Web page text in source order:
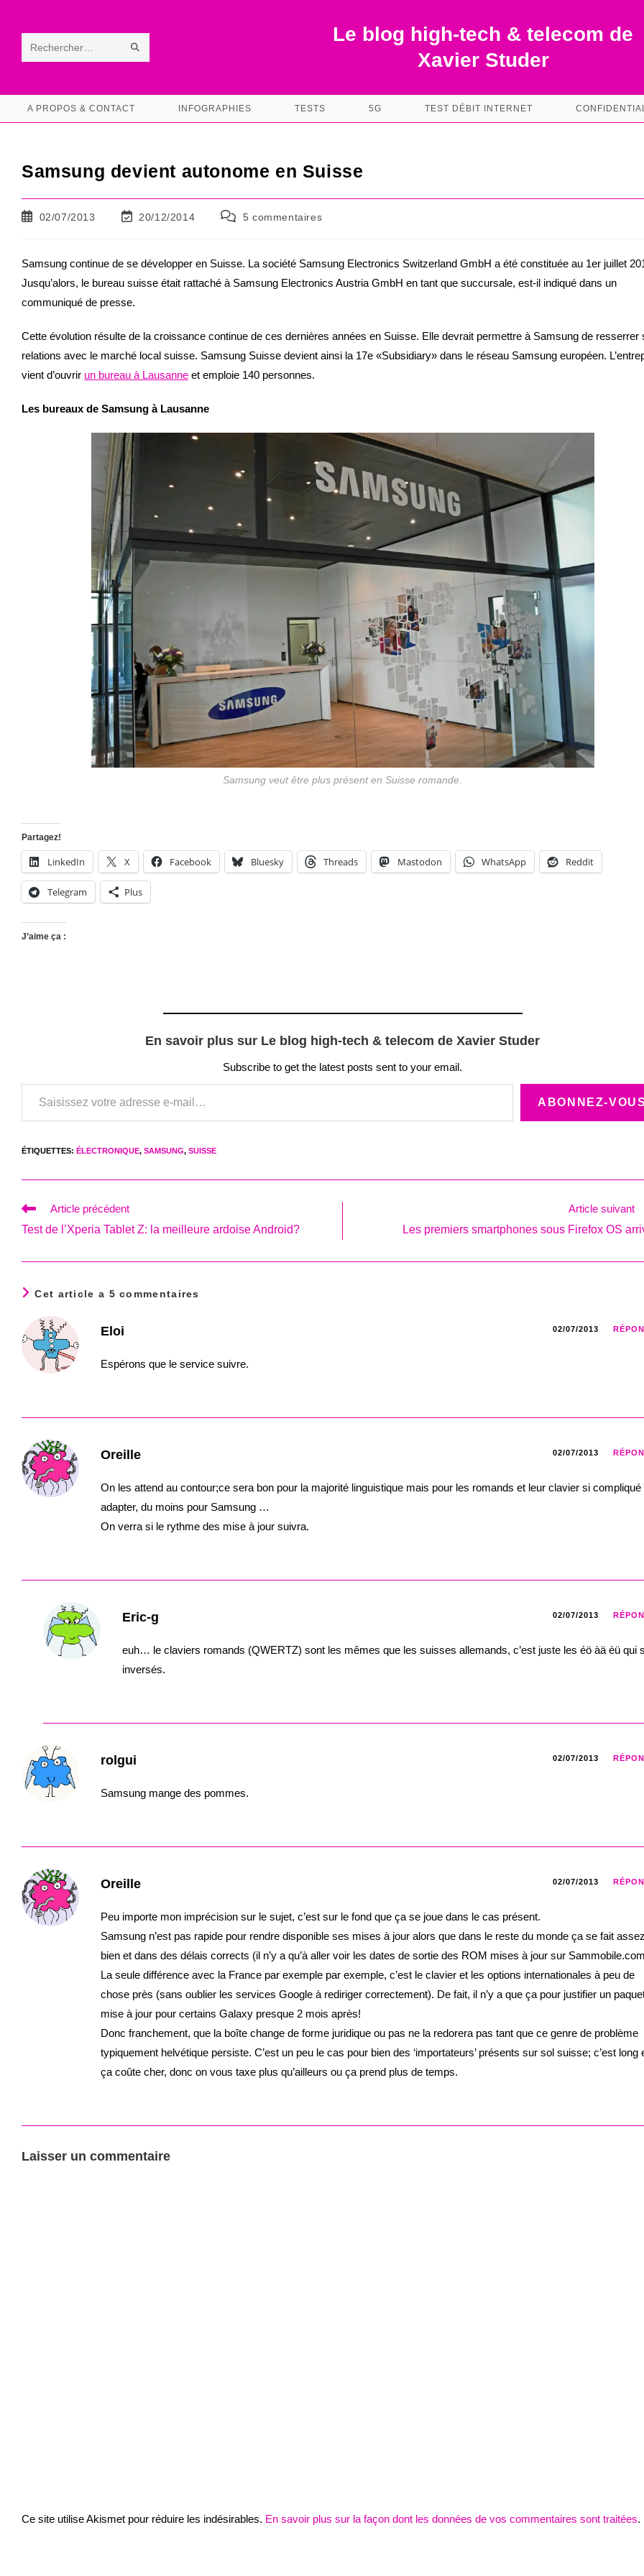
contentRechercher
ce RECHERCHE
Le blog high-tech & telecom de
Xavier Studer
A PROPOS & CONTACT INFOGRAPHIES TESTS 5G TEST DÉBIT INTERNET
Samsung devient autonome en Suisse
Publication
02/07/2013
Dernière
publication :
20/12/2014
Commentaires
5 commentaires
Samsung continue de se développer en Suisse. La société Samsung Electronics Switzerland GmbH a été constituée au 1er juillet
Jusqu’alors, le bureau suisse était rattaché à Samsung Electronics Austria GmbH en tant que succursale, est-il indiqué dans un
communiqué de presse.
Cette évolution résulte de la croissance continue de ces dernières années en Suisse. Elle devrait permettre à Samsung de resserrer
relations avec le marché local suisse. Samsung Suisse devient ainsi la 17e «Subsidiary» dans le réseau Samsung européen.
vient d’ouvrir un bureau à Lausanne et emploie 140 personnes.
Les bureaux de Samsung à Lausanne
Samsung veut être plus présent en Suisse romande.
Partagez!
LinkedIn X Facebook Bluesky Threads Mastodon WhatsApp Reddit
Telegram Plus
J’aime ça :
En savoir plus sur Le blog high-tech & telecom de Xavier Studer
Subscribe to get the latest posts sent to your email.
Saisissez votre adresse e-mail…
ABONNEZ-VOUS
ÉTIQUETTES: ÉLECTRONIQUE, SAMSUNG, SUISSE
Read
articles
Article précédent
Test de l’Xperia Tablet Z: la meilleure ardoise Android?
Article suivant
Les premiers smartphones sous Firefox OS
Cet article a 5 commentaires
Eloi 02/07/2013
Espérons que le service suivre.
Oreille 02/07/2013
On les attend au contour;ce sera bon pour la majorité linguistique mais pour les romands et leur clavier si compliqué
adapter, du moins pour Samsung …
On verra si le rythme des mise à jour suivra.
Eric-g 02/07/2013
euh… le claviers romands (QWERTZ) sont les mêmes que les suisses allemands, c’est juste les éö àä èü qui
inversés.
rolgui 02/07/2013
Samsung mange des pommes.
Oreille 02/07/2013
Peu importe mon imprécision sur le sujet, c’est sur le fond que ça se joue dans le cas présent.
Samsung n’est pas rapide pour rendre disponible ses mises à jour alors que dans le reste du monde ça se fait assez
bien et dans des délais corrects (il n’y a qu’à aller voir les dates de sortie des ROM mises à jour sur
La seule différence avec la France par exemple par exemple, c’est le clavier et les options internationales à peu de
chose près (sans oublier les services Google à rediriger correctement). De fait, il n’y a que ça pour justifier un
mise à jour pour certains Galaxy presque 2 mois après!
Donc franchement, que la boîte change de forme juridique ou pas ne la redorera pas tant que ce genre de problème
typiquement helvétique persiste. C’est un peu le cas pour bien des ‘importateurs’ présents sur sol suisse; c’est long
ça coûte cher, donc on vous taxe plus qu’ailleurs ou ça prend plus de temps.
Laisser un commentaire
Ce site utilise Akismet pour réduire les indésirables. En savoir plus sur la façon dont les données de vos commentaires sont traitées.